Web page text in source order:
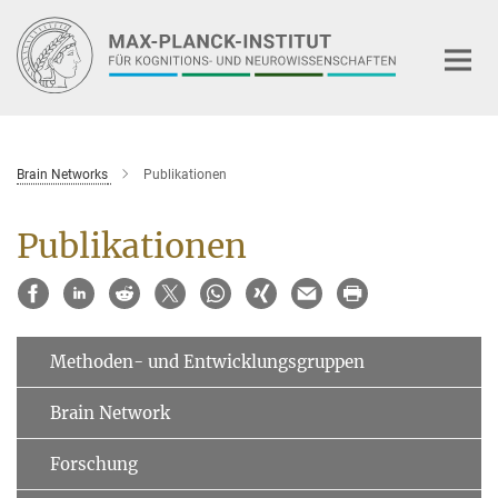
Hauptinhalt
Brain Networks Publikationen
Publikationen
Methoden- und Entwicklungsgruppen
Brain Network
Forschung